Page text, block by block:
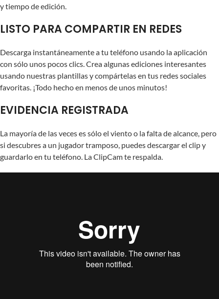
y tiempo de edición.
LISTO PARA COMPARTIR EN REDES
Descarga instantáneamente a tu teléfono usando la aplicación
con sólo unos pocos clics. Crea algunas ediciones interesantes
usando nuestras plantillas y compártelas en tus redes sociales
favoritas. ¡Todo hecho en menos de unos minutos!
EVIDENCIA REGISTRADA
La mayoría de las veces es sólo el viento o la falta de alcance, pero
si descubres a un jugador tramposo, puedes descargar el clip y
guardarlo en tu teléfono. La ClipCam te respalda.